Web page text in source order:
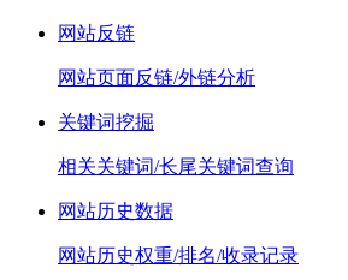
网站反链
网站页面反链/外链分析
关键词挖掘
相关关键词/长尾关键词查询
网站历史数据
网站历史权重/排名/收录记录